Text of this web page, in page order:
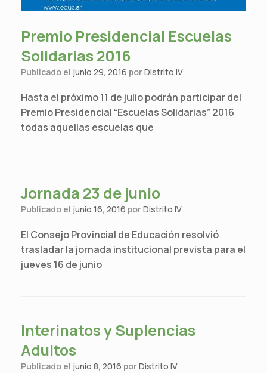
Premio Presidencial Escuelas
Solidarias 2016
Publicado el junio 29, 2016 porDistrito IV
Hasta el próximo 11 de julio podrán participar del
Premio Presidencial “Escuelas Solidarias” 2016
todas aquellas escuelas que
Jornada 23 de junio
Publicado el junio 16, 2016 porDistrito IV
El Consejo Provincial de Educación resolvió
trasladar la jornada institucional prevista para el
jueves 16 de junio
Interinatos y Suplencias
Adultos
Publicado el junio 8, 2016 porDistrito IV